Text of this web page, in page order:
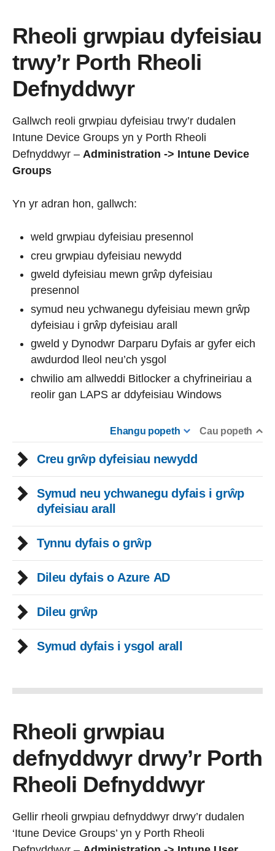
Rheoli grwpiau dyfeisiau
trwy’r Porth Rheoli
Defnyddwyr
Gallwch reoli grwpiau dyfeisiau trwy’r dudalen
Intune Device Groups yn y Porth Rheoli
Defnyddwyr – Administration -> Intune Device
Groups
Yn yr adran hon, gallwch:
weld grwpiau dyfeisiau presennol
creu grwpiau dyfeisiau newydd
gweld dyfeisiau mewn grŵp dyfeisiau
presennol
symud neu ychwanegu dyfeisiau mewn grŵp
dyfeisiau i grŵp dyfeisiau arall
gweld y Dynodwr Darparu Dyfais ar gyfer eich
awdurdod lleol neu’ch ysgol
chwilio am allweddi Bitlocker a chyfrineiriau a
reolir gan LAPS ar ddyfeisiau Windows
Ehangu popeth Cau popeth
Creu grŵp dyfeisiau newydd
Symud neu ychwanegu dyfais i grŵp
dyfeisiau arall
Tynnu dyfais o grŵp
Dileu dyfais o Azure AD
Dileu grŵp
Symud dyfais i ysgol arall
Rheoli grwpiau
defnyddwyr drwy’r Porth
Rheoli Defnyddwyr
Gellir rheoli grwpiau defnyddwyr drwy’r dudalen
‘Itune Device Groups’ yn y Porth Rheoli